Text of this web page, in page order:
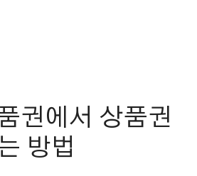
권에서 상품권
방법